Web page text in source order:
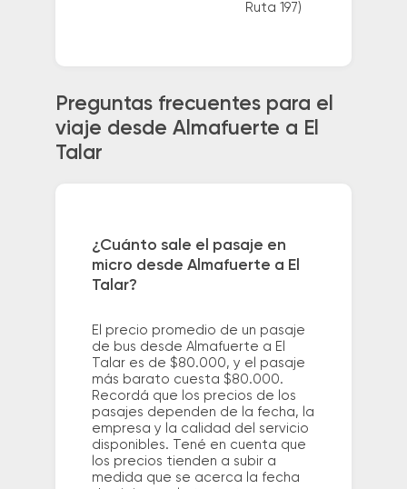
Ruta 197)
Preguntas frecuentes para el
viaje desde Almafuerte a El
Talar
¿Cuánto sale el pasaje en
micro desde Almafuerte a El
Talar?
El precio promedio de un pasaje
de bus desde Almafuerte a El
Talar es de $80.000, y el pasaje
más barato cuesta $80.000.
Recordá que los precios de los
pasajes dependen de la fecha, la
empresa y la calidad del servicio
disponibles. Tené en cuenta que
los precios tienden a subir a
medida que se acerca la fecha